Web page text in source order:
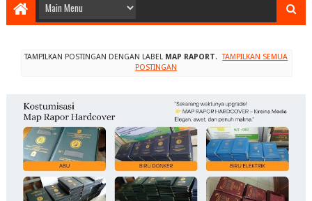
TAMPILKAN POSTINGAN DENGAN LABEL MAP RAPORT.
TAMPILKAN SEMUA
POSTINGAN